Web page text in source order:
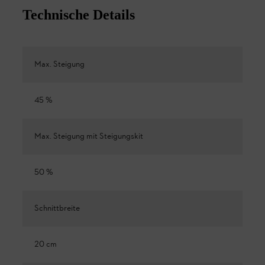
Technische Details
Max. Steigung
45 %
Max. Steigung mit Steigungskit
50 %
Schnittbreite
20 cm